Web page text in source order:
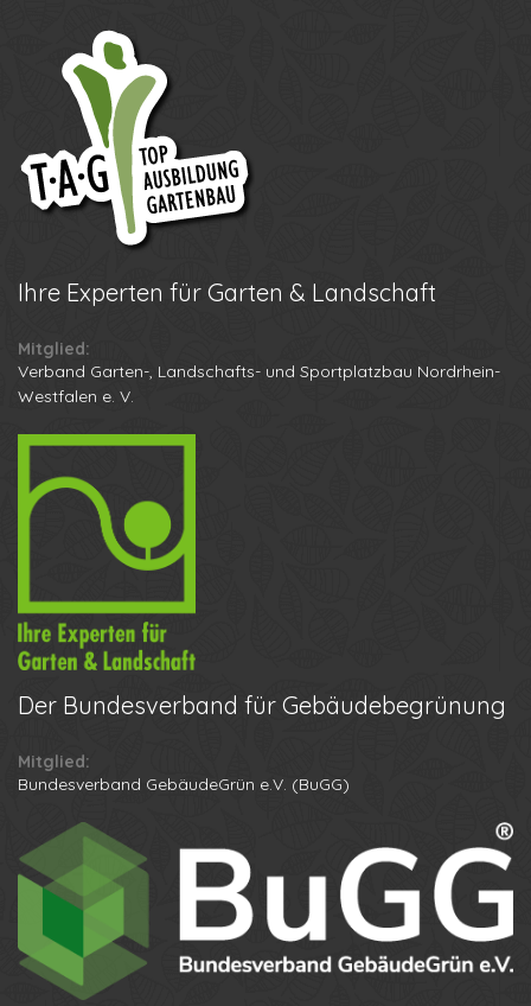
Ihre Experten für Garten & Landschaft
Mitglied:
Verband Garten-, Landschafts- und Sportplatzbau Nordrhein-
Westfalen e. V.
Der Bundesverband für Gebäudebegrünung
Mitglied:
Bundesverband GebäudeGrün e.V. (BuGG)
Ihr Name
Ihre Telefonnummer
Datenschutzbestimmungen Anton